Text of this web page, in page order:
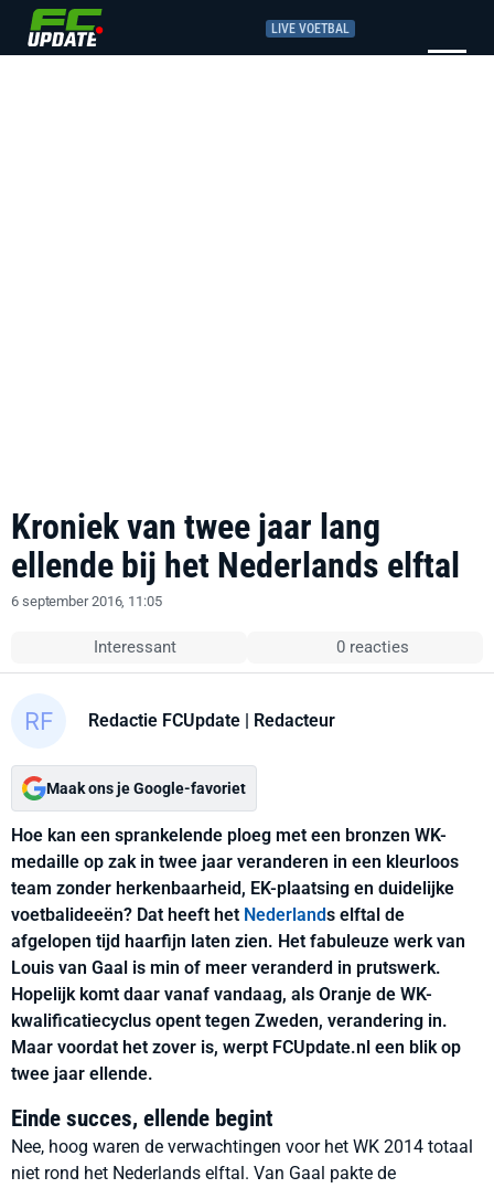
LIVE VOETBAL
Kroniek van twee jaar lang
ellende bij het Nederlands elftal
6 september 2016, 11:05
Interessant 0 reacties
Redactie FCUpdate | Redacteur
Maak ons je Google-favoriet
Hoe kan een sprankelende ploeg met een bronzen WK-
medaille op zak in twee jaar veranderen in een kleurloos
team zonder herkenbaarheid, EK-plaatsing en duidelijke
voetbalideeën? Dat heeft het Nederlands elftal de
afgelopen tijd haarfijn laten zien. Het fabuleuze werk van
Louis van Gaal is min of meer veranderd in prutswerk.
Hopelijk komt daar vanaf vandaag, als Oranje de WK-
kwalificatiecyclus opent tegen Zweden, verandering in.
Maar voordat het zover is, werpt FCUpdate.nl een blik op
twee jaar ellende.
Einde succes, ellende begint
Nee, hoog waren de verwachtingen voor het WK 2014 totaal
niet rond het Nederlands elftal. Van Gaal pakte de